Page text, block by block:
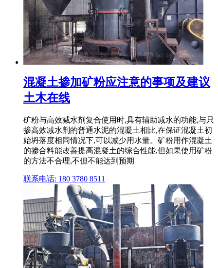
混凝土掺加矿粉应注意的事项及建议
土木在线
矿粉与高效减水剂复合使用时,具有辅助减水的功能,与只
掺高效减水剂的普通水泥的混凝土相比,在保证混凝土初
始坍落度相同情况下,可以减少用水量。矿粉用作混凝土
的掺合料能改善提高混凝土的综合性能,但如果使用矿粉
的方法不合理,不但不能达到预期
联系电话: 180 3780 8511